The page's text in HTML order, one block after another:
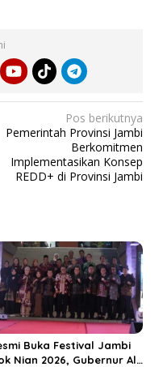
Pos berikutnya
Pemerintah Provinsi Jambi
Berkomitmen
Implementasikan Konsep
REDD+ di Provinsi Jambi
Buka Festival Jambi
Nian 2026, Gubernur Al